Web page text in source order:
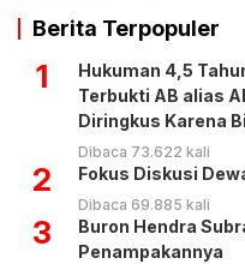
Berita Terpopuler
1
Hukuman 4,5
Terbukti AB alias
Diringkus Karena
Dibaca 73.622 kali
2 Fokus Diskusi
Dibaca 69.885 kali
3
Buron Hendra
Penampakannya